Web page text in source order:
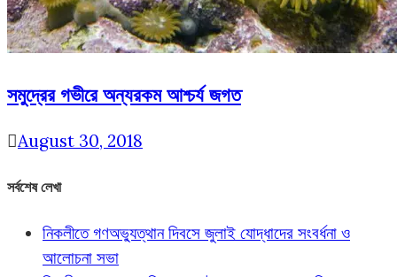
সমুদ্রের গভীরে অন্যরকম আশ্চর্য জগত
August 30, 2018
সর্বশেষ লেখা
নিকলীতে গণঅভ্যুত্থান দিবসে জুলাই যোদ্ধাদের সংবর্ধনা ও
আলোচনা সভা